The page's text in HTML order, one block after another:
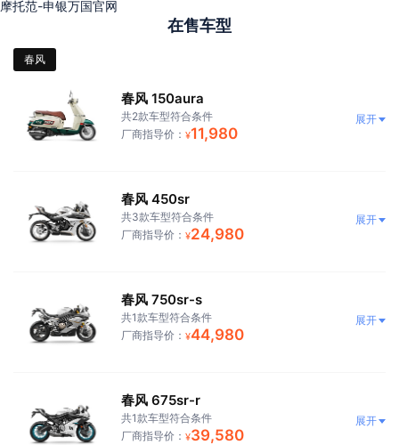
摩托范-申银万国官网
在售车型
春风
春风 150aura
共2款车型符合条件
厂商指导价： ¥11,980
展开
春风 450sr
共3款车型符合条件
厂商指导价： ¥24,980
展开
春风 750sr-s
共1款车型符合条件
厂商指导价： ¥44,980
展开
春风 675sr-r
共1款车型符合条件
厂商指导价： ¥39,580
展开